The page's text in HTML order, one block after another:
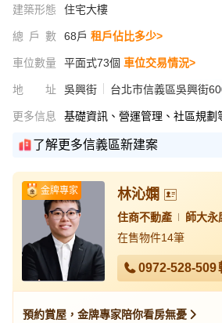
建築形態 住宅大樓
總戶數 68戶 租戶佔比多少>
車位數量 平面式73個 車位交易情況>
地址 吳興街 台北市信義區吳興街
更多信息 基礎資訊、營運管理、社區規劃
了解更多信義區新建案
金牌專家 林沁嫻
住商不動產
師大永
在售物件14筆
0972-528-509
預約賞屋，金牌專家陪你看房無憂